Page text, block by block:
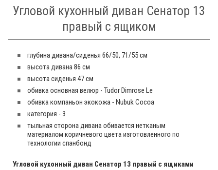
Угловой кухонный диван Сенатор 13
правый с ящиком
глубина дивана/сиденья 66/50, 71/55 см
высота дивана 86 см
высота сиденья 47 см
обивка основная велюр - Tudor Dimrose Le
обивка компаньон экокожа - Nubuk Cocoa
категория - 3
тыльная сторона дивана обивается нетканым
материалом коричневого цвета изготовленного по
технологии спанбонд
Угловой кухонный диван Сенатор 13 правый с ящиками